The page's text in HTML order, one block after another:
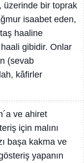
üzerinde bir toprak
isaabet eden,
haaline
haali gibidir. Onlar
(sevab
kâfirler
ve ahiret
için malını
başa kakma ve
yapanın